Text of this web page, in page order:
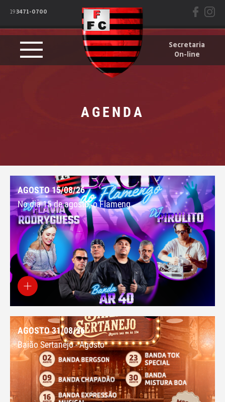
193471-0700
Secretaria
On-line
AGENDA
AGOSTO 15/08/26
No dia 15 de agosto, o Flameng
AGOSTO 31/08/26
Baião Sertanejo - Agosto